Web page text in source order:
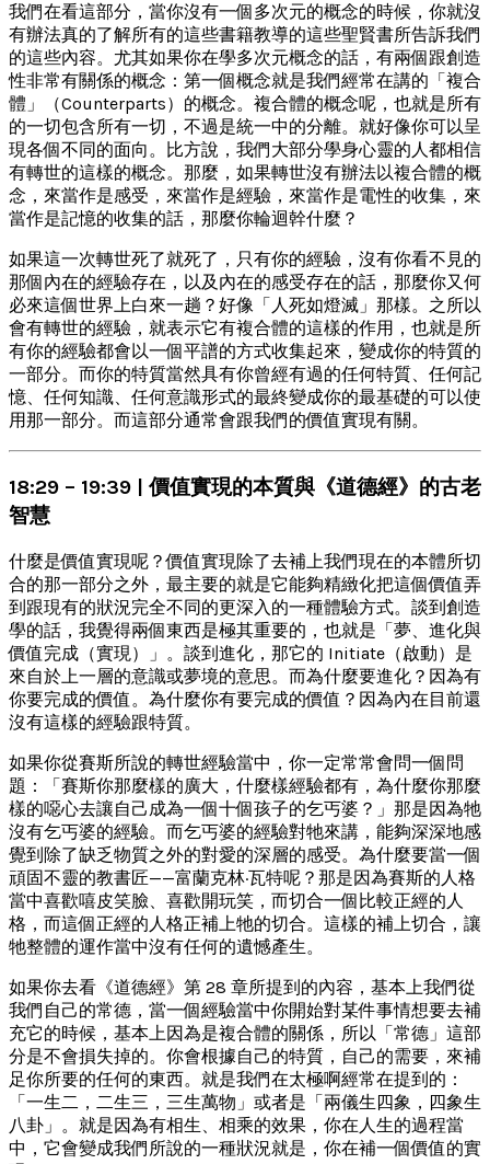
我們在看這部分，當你沒有一個多次元的概念的時候，你就沒
有辦法真的了解所有的這些書籍教導的這些聖賢書所告訴我們
的這些內容。尤其如果你在學多次元概念的話，有兩個跟創造
性非常有關係的概念：第一個概念就是我們經常在講的「複合
體」（Counterparts）的概念。複合體的概念呢，也就是所有
的一切包含所有一切，不過是統一中的分離。就好像你可以呈
現各個不同的面向。比方說，我們大部分學身心靈的人都相信
有轉世的這樣的概念。那麼，如果轉世沒有辦法以複合體的概
念，來當作是感受，來當作是經驗，來當作是電性的收集，來
當作是記憶的收集的話，那麼你輪迴幹什麼？
如果這一次轉世死了就死了，只有你的經驗，沒有你看不見的
那個內在的經驗存在，以及內在的感受存在的話，那麼你又何
必來這個世界上白來一趟？好像「人死如燈滅」那樣。之所以
會有轉世的經驗，就表示它有複合體的這樣的作用，也就是所
有你的經驗都會以一個平譜的方式收集起來，變成你的特質的
一部分。而你的特質當然具有你曾經有過的任何特質、任何記
憶、任何知識、任何意識形式的最終變成你的最基礎的可以使
用那一部分。而這部分通常會跟我們的價值實現有關。
18:29 – 19:39 | 價值實現的本質與《道德經》的古老
智慧
什麼是價值實現呢？價值實現除了去補上我們現在的本體所切
合的那一部分之外，最主要的就是它能夠精緻化把這個價值弄
到跟現有的狀況完全不同的更深入的一種體驗方式。談到創造
學的話，我覺得兩個東西是極其重要的，也就是「夢、進化與
價值完成（實現）」。談到進化，那它的 Initiate（啟動）是
來自於上一層的意識或夢境的意思。而為什麼要進化？因為有
你要完成的價值。為什麼你有要完成的價值？因為內在目前還
沒有這樣的經驗跟特質。
如果你從賽斯所說的轉世經驗當中，你一定常常會問一個問
題：「賽斯你那麼樣的廣大，什麼樣經驗都有，為什麼你那麼
樣的噁心去讓自己成為一個十個孩子的乞丐婆？」那是因為牠
沒有乞丐婆的經驗。而乞丐婆的經驗對牠來講，能夠深深地感
覺到除了缺乏物質之外的對愛的深層的感受。為什麼要當一個
頑固不靈的教書匠——富蘭克林·瓦特呢？那是因為賽斯的人格
當中喜歡嘻皮笑臉、喜歡開玩笑，而切合一個比較正經的人
格，而這個正經的人格正補上牠的切合。這樣的補上切合，讓
牠整體的運作當中沒有任何的遺憾產生。
如果你去看《道德經》第 28 章所提到的內容，基本上我們從
我們自己的常德，當一個經驗當中你開始對某件事情想要去補
充它的時候，基本上因為是複合體的關係，所以「常德」這部
分是不會損失掉的。你會根據自己的特質，自己的需要，來補
足你所要的任何的東西。就是我們在太極啊經常在提到的：
「一生二，二生三，三生萬物」或者是「兩儀生四象，四象生
八卦」。就是因為有相生、相乘的效果，你在人生的過程當
中，它會變成我們所說的一種狀況就是，你在補一個價值的實